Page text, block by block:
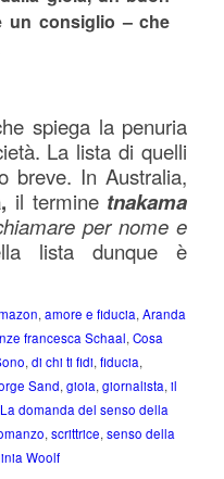
un consiglio – che
spiega la penuria
La lista di quelli
breve. In Australia,
il termine tnakama
per nome e
lista dunque è
, amore e fiducia, Aranda
francesca Schaal, Cosa
, di chi ti fidi, fiducia,
Sand, gioia, giornalista, il
La domanda del senso della
, scrittrice, senso della
Woolf